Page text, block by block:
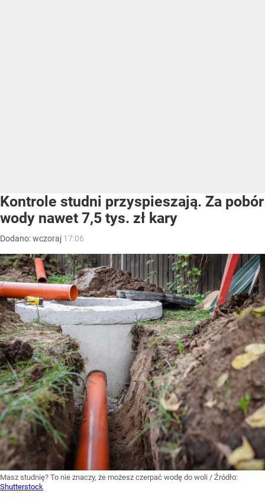
Kontrole studni przyspieszają. Za pobór
wody nawet 7,5 tys. zł kary
Dodano:wczoraj 17:06
Masz studnię? To nie znaczy, że możesz czerpać wodę do woli / Źródło:
Shutterstock